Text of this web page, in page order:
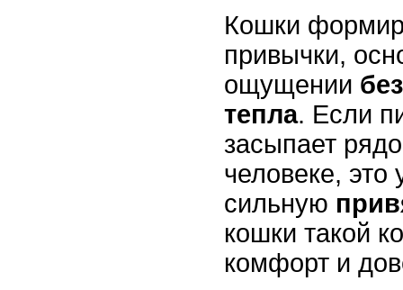
Кошки
привычки,
ощущении
тепла. Если
засыпает
человеке, это
сильную
кошки такой
комфорт и